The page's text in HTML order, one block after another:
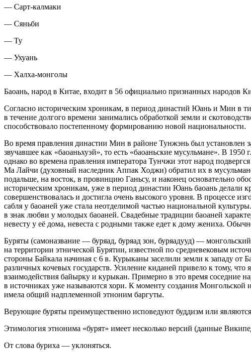
— Сарт-калмаки
— Сяньби
— Ту
— Ухуань
— Халха-монголы
Баоань, народ в Китае, входит в 56 официально признанных народов
Согласно историческим хроникам, в период династий Юань и Мин в
в течение долгого времени занимались обработкой земли и
способствовало постепенному формированию новой национальности.
Во время правления династии Мин в районе Тунжэнь был установлен
звучавшее как «баоаньхуэй», то есть «баоаньские мусульмане». В 1950
однако во времена правления императора Тунчжи этот народ
Ма Лайчи (духовный наследник Аппак Ходжи) обратил их в мусульм
подальше, на восток, в провинцию Ганьсу, и наконец основательно
историческим хроникам, уже в период династии Юань баоань делали
совершенствовалась и достигла очень высокого уровня. В процессе
сабля у баоаней уже стала неотделимой частью национальной
в знак любви у молодых баоаней. Свадебные традиции баоаней
невесту у её дома, невеста с родными также едет к дому жениха.
Буряты (самоназвание — буряад, буряад зон, буряадууд) —
на территории этнической Бурятии, известной по средневековым
стороны Байкала начиная с 6 в. Курыканы заселили земли к западу от
различных кочевых государств. Усиление киданей привело к тому,
взаимодействия байырку и курыкан. Примерно в это время соседние
в источниках уже называются хори. К моменту создания Монгольской
имела общий надплеменной этноним баргуты.
Верующие буряты преимущественно исповедуют буддизм или
Этимология этнонима «бурят» имеет несколько версий (данные
От слова буриха — уклоняться.